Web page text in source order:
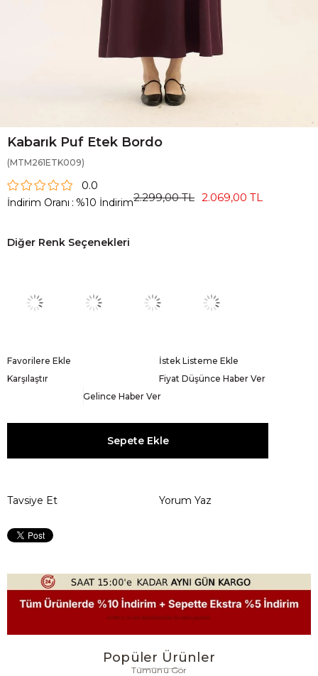
Kabarık Puf Etek Bordo
(MTM261ETK009)
0.0
İndirim Oranı : %10 İndirim2.299,00 TL 2.069,00 TL
Diğer Renk Seçenekleri
Favorilere Ekle
İstek Listeme Ekle
Karşılaştır
Fiyat Düşünce Haber Ver
Gelince Haber Ver
Tavsiye Et Yorum Yaz
Popüler Ürünler
Tümünü Gör